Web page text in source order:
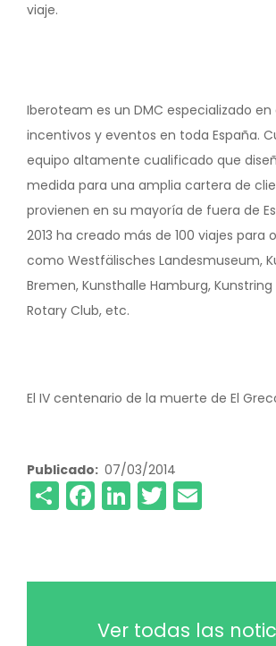
viaje.
Iberoteam es un DMC especializado en
incentivos y eventos en toda España.
equipo altamente cualificado que
medida para una amplia cartera de
provienen en su mayoría de fuera de
2013 ha creado más de 100 viajes para
como Westfälisches Landesmuseum,
Bremen, Kunsthalle Hamburg, Kunstring
Rotary Club, etc.
El IV centenario de la muerte de El
Publicado 07/03/2014
ShareFacebook
LinkedIn
Twitter
Ver todas las